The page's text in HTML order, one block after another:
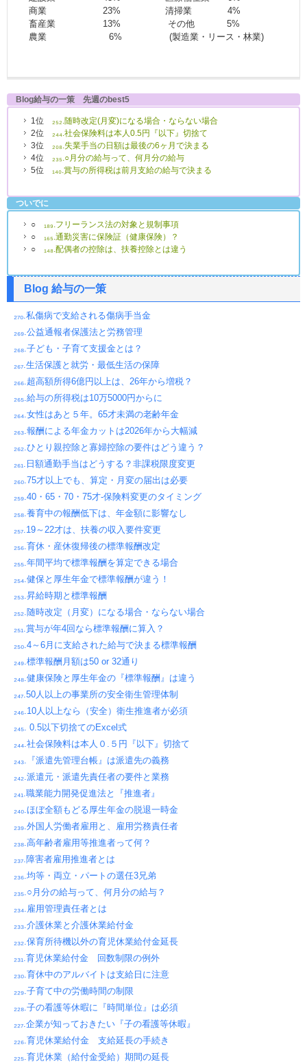
商業 23% 清掃業 4%
畜産業 13% その他 5%
農業 6% (製造業・リース・林業)
Blog給与の一策 先週のbest5
1位 ₂₅₂.随時改定(月変)になる場合・ならない場合
2位 ₂₄₄.社会保険料は本人0.5円『以下』切捨て
3位 ₂₀₈.失業手当の日額は最後の6ヶ月で決まる
4位 ₂₃₅.○月分の給与って、何月分の給与
5位 ₁₄₀.賞与の所得税は前月支給の給与で決まる
ついでに
○ ₁₈₉.フリーランス法の対象と規制事項
○ ₁₆₅.通勤災害に保険証（健康保険）？
○ ₁₄₈.配偶者の控除は、扶養控除とは違う
Blog 給与の一策
₂₇₀.私傷病で支給される傷病手当金
₂₆₉.公益通報者保護法と労務管理
₂₆₈.子ども・子育て支援金とは？
₂₆₇.生活保護と就労・最低生活の保障
₂₆₆.超高額所得6億円以上は、26年から増税？
₂₆₅.給与の所得税は10万5000円からに
₂₆₄.女性はあと５年。65才未満の老齢年金
₂₆₃.報酬による年金カットは2026年から大幅減
₂₆₂.ひとり親控除と寡婦控除の要件はどう違う？
₂₆₁.日額通勤手当はどうする？非課税限度変更
₂₆₀.75才以上でも、算定・月変の届出は必要
₂₅₉.40・65・70・75才-保険料変更のタイミング
₂₅₈.養育中の報酬低下は、年金額に影響なし
₂₅₇.19～22才は、扶養の収入要件変更
₂₅₆.育休・産休復帰後の標準報酬改定
₂₅₅.年間平均で標準報酬を算定できる場合
₂₅₄.健保と厚生年金で標準報酬が違う！
₂₅₃.昇給時期と標準報酬
₂₅₂.随時改定（月変）になる場合・ならない場合
₂₅₁.賞与が年4回なら標準報酬に算入？
₂₅₀.4～6月に支給された給与で決まる標準報酬
₂₄₉.標準報酬月額は50 or 32通り
₂₄₈.健康保険と厚生年金の『標準報酬』は違う
₂₄₇.50人以上の事業所の安全衛生管理体制
₂₄₆.10人以上なら（安全）衛生推進者が必須
₂₄₅. 0.5以下切捨てのExcel式
₂₄₄.社会保険料は本人０.５円『以下』切捨て
₂₄₃.『派遣先管理台帳』は派遣先の義務
₂₄₂.派遣元・派遣先責任者の要件と業務
₂₄₁.職業能力開発促進法と『推進者』
₂₄₀.ほぼ全額もどる厚生年金の脱退一時金
₂₃₉.外国人労働者雇用と、雇用労務責任者
₂₃₈.高年齢者雇用等推進者って何？
₂₃₇.障害者雇用推進者とは
₂₃₆.均等・両立・パートの選任3兄弟
₂₃₅.○月分の給与って、何月分の給与？
₂₃₄.雇用管理責任者とは
₂₃₃.介護休業と介護休業給付金
₂₃₂.保育所待機以外の育児休業給付金延長
₂₃₁.育児休業給付金 回数制限の例外
₂₃₀.育休中のアルバイトは支給日に注意
₂₂₉.子育て中の労働時間の制限
₂₂₈.子の看護等休暇に『時間単位』は必須
₂₂₇.企業が知っておきたい『子の看護等休暇』
₂₂₆.育児休業給付金 支給延長の手続き
₂₂₅.育児休業（給付金受給）期間の延長